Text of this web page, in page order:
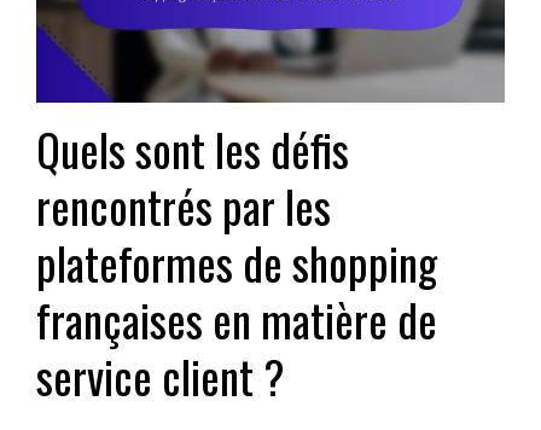
Quels sont les défis
rencontrés par les
plateformes de shopping
françaises en matière de
service client ?